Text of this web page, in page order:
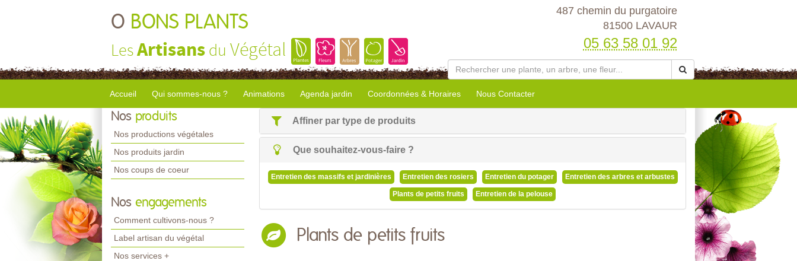
O BONS PLANTS
LesArtisans du Végétal
487 chemin du purgatoire
81500 LAVAUR
05 63 58 01 92
Accueil Qui sommes-nous ? Animations Agenda jardin Coordonnées & Horaires Nous Contacter
Nos produits
Nos productions végétales
Nos produits jardin
Nos coups de coeur
Nos engagements
Comment cultivons-nous ?
Label artisan du végétal
Nos services +
Affiner par type de produits
Que souhaitez-vous-faire ?
Entretien des massifs et jardinières Entretien des rosiers Entretien du potager Entretien des arbres et arbustes
Plants de petits fruits Entretien de la pelouse
Plants de petits fruits